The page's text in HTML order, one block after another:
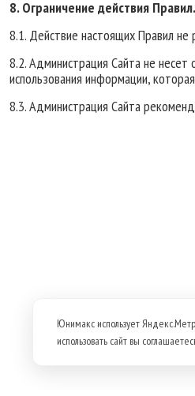
8. Ограничение действия Правил.
8.1. Действие настоящих Правил не
8.2. Администрация Сайта не несет
использования информации,
8.3. Администрация Сайта
Юнимакс использует
использовать сайт вы